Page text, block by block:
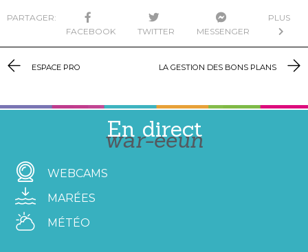
PARTAGER:
FACEBOOK
TWITTER MESSENGER
PLUS
ESPACE PRO LA GESTION DES BONS PLANS
En direct
war-eeun
WEBCAMS
MARÉES
MÉTÉO